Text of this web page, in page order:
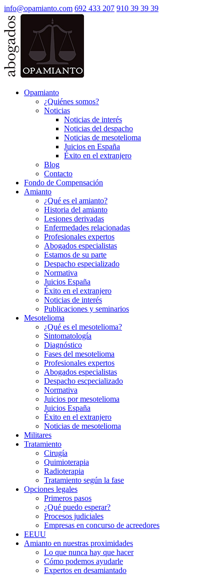
info@opamianto.com 692 433 207 910 39 39 39
Opamianto
¿Quiénes somos?
Noticias
Noticias de interés
Noticias del despacho
Noticias de mesotelioma
Juicios en España
Éxito en el extranjero
Blog
Contacto
Fondo de Compensación
Amianto
¿Qué es el amianto?
Historia del amianto
Lesiones derivadas
Enfermedades relacionadas
Profesionales expertos
Abogados especialistas
Estamos de su parte
Despacho especializado
Normativa
Juicios España
Éxito en el extranjero
Noticias de interés
Publicaciones y seminarios
Mesotelioma
¿Qué es el mesotelioma?
Sintomatología
Diagnóstico
Fases del mesotelioma
Profesionales expertos
Abogados especialistas
Despacho escpecializado
Normativa
Juicios por mesotelioma
Juicios España
Éxito en el extranjero
Noticias de mesotelioma
Militares
Tratamiento
Cirugía
Quimioterapia
Radioterapia
Tratamiento según la fase
Opciones legales
Primeros pasos
¿Qué puedo esperar?
Procesos judiciales
Empresas en concurso de acreedores
EEUU
Amianto en nuestras proximidades
Lo que nunca hay que hacer
Cómo podemos ayudarle
Expertos en desamiantado